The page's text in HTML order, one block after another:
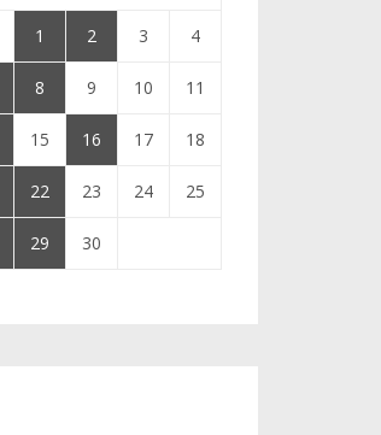
1 2 3 4
8 9 10 11
15 16 17 18
22 23 24 25
29
30